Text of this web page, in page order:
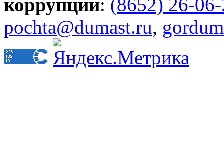
pochta@dumast.ru,